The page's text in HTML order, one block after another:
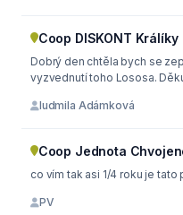
Coop DISKONT Králíky
Dobrý den chtěla bych se
vyzvednutí toho Lososa.
ludmila Adámková
Coop Jednota
co vím tak asi 1/4 roku je tato
PV